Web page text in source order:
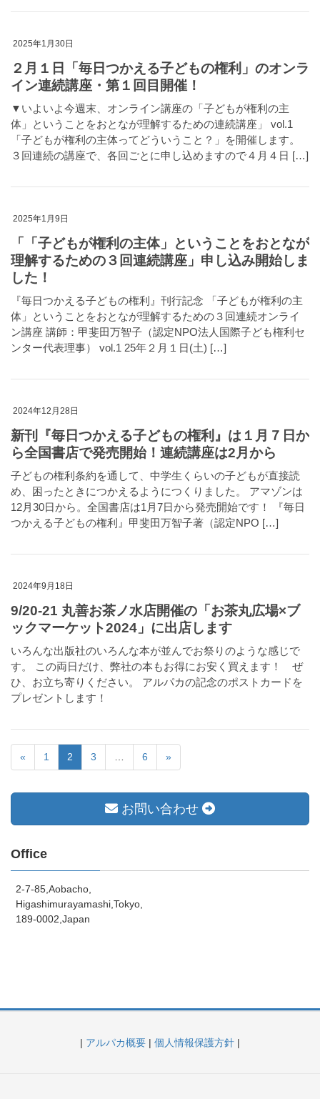
2025年1月30日
２月１日「毎日つかえる子どもの権利」のオンラ
イン連続講座・第１回目開催！
▼いよいよ今週末、オンライン講座の「子どもが権利の主
体」ということをおとなが理解するための連続講座」 vol.1
「子どもが権利の主体ってどういうこと？」を開催します。
３回連続の講座で、各回ごとに申し込めますので４月４日 […]
2025年1月9日
「「子どもが権利の主体」ということをおとなが
理解するための３回連続講座」申し込み開始しま
した！
『毎日つかえる子どもの権利』刊行記念 「子どもが権利の主
体」ということをおとなが理解するための３回連続オンライ
ン講座 講師：甲斐田万智子（認定NPO法人国際子ども権利セ
ンター代表理事） vol.1 25年２月１日(土) […]
2024年12月28日
新刊『毎日つかえる子どもの権利』は１月７日か
ら全国書店で発売開始！連続講座は2月から
子どもの権利条約を通して、中学生くらいの子どもが直接読
め、困ったときにつかえるようにつくりました。 アマゾンは
12月30日から。全国書店は1月7日から発売開始です！ 『毎日
つかえる子どもの権利』甲斐田万智子著（認定NPO […]
2024年9月18日
9/20-21 丸善お茶ノ水店開催の「お茶丸広場×ブ
ックマーケット2024」に出店します
いろんな出版社のいろんな本が並んでお祭りのような感じで
す。 この両日だけ、弊社の本もお得にお安く買えます！ ぜ
ひ、お立ち寄りください。 アルパカの記念のポストカードを
プレゼントします！
« 1 2 3 6 »
お問い合わせ
Office
2-7-85,Aobacho,
Higashimurayamashi,Tokyo,
189-0002,Japan
| アルパカ概要 | 個人情報保護方針 |